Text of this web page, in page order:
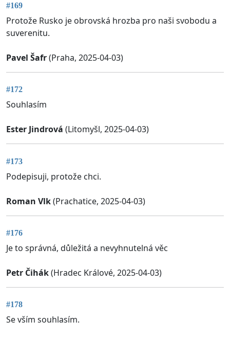
#169
Protože Rusko je obrovská hrozba pro naši svobodu a
suverenitu.
Pavel Šafr(Praha, 2025-04-03)
#172
Souhlasím
Ester Jindrová (Litomyšl, 2025-04-03)
#173
Podepisuji, protože chci.
Roman Vlk(Prachatice, 2025-04-03)
#176
Je to správná, důležitá a nevyhnutelná věc
Petr Čihák(Hradec Králové, 2025-04-03)
#178
Se vším souhlasím.